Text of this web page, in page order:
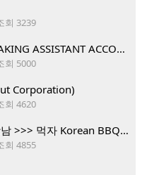
회 3239
HIRING KOREAN/ENGLISH SPEAKING ASSISTANT ACCOUNT MANAGER
회 5000
Corporation)
회 4620
새롭게 오픈하는 (구)타코마 뉴강남 >>> 먹자 Korean BBQ 구인중
회 4855